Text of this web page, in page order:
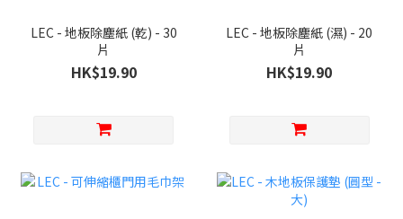
LEC - 地板除塵紙 (乾) - 30
片
HK$19.90
LEC - 地板除塵紙 (濕) - 20
片
HK$19.90